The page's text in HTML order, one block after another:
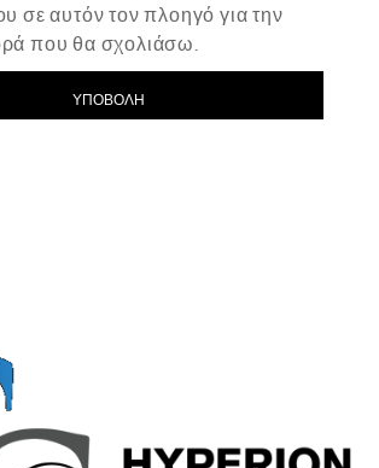
σε αυτόν τον πλοηγό για την
που θα σχολιάσω.